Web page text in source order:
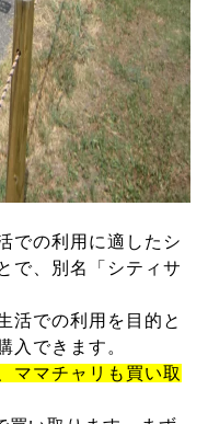
での利用に適したシ
で、別名「シティサ
活での利用を目的と
入できます。
ママチャリも買い取